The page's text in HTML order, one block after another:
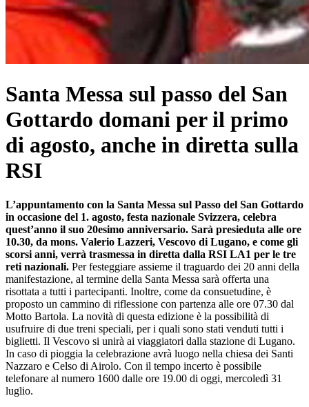
Santa Messa sul passo del San
Gottardo domani per il primo
di agosto, anche in diretta sulla
RSI
L’appuntamento con la Santa Messa sul Passo del San Gottardo
in occasione del 1. agosto, festa nazionale Svizzera, celebra
quest’anno il suo 20esimo anniversario. Sarà presieduta alle ore
10.30, da mons. Valerio Lazzeri, Vescovo di Lugano, e come gli
scorsi anni, verrà trasmessa in diretta dalla RSI LA1 per le tre
reti nazionali. Per festeggiare assieme il traguardo dei 20 anni della
manifestazione, al termine della Santa Messa sarà offerta una
risottata a tutti i partecipanti. Inoltre, come da consuetudine, è
proposto un cammino di riflessione con partenza alle ore 07.30 dal
Motto Bartola. La novità di questa edizione è la possibilità di
usufruire di due treni speciali, per i quali sono stati venduti tutti i
biglietti. Il Vescovo si unirà ai viaggiatori dalla stazione di Lugano.
In caso di pioggia la celebrazione avrà luogo nella chiesa dei Santi
Nazzaro e Celso di Airolo. Con il tempo incerto è possibile
telefonare al numero 1600 dalle ore 19.00 di oggi, mercoledì 31
luglio.